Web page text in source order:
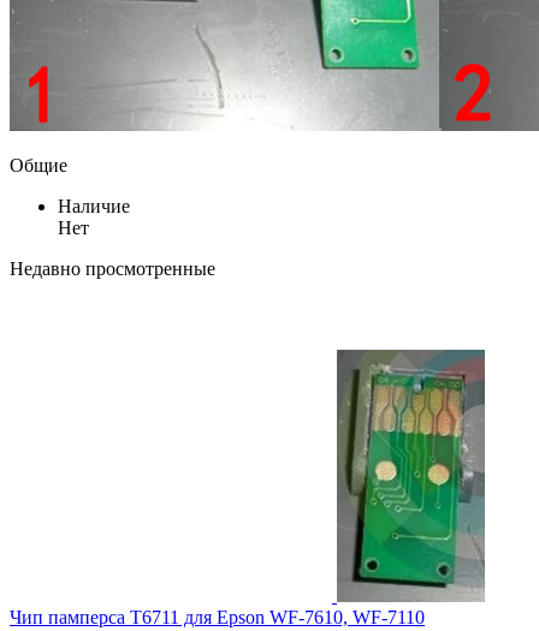
Общие
Наличие
Нет
Недавно просмотренные
Чип памперса T6711 для Epson WF-7610, WF-7110